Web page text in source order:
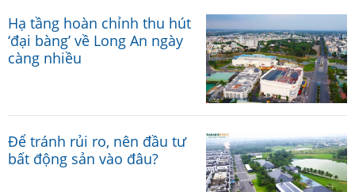
Hạ tầng hoàn chỉnh thu hút
‘đại bàng’ về Long An ngày
càng nhiều
Để tránh rủi ro, nên đầu tư
bất động sản vào đâu?